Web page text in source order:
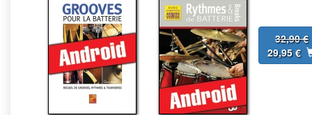
32,90 €
29,95 €